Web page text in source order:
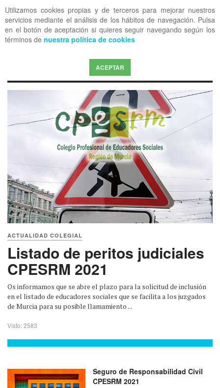
Utilizamos cookies propias y de terceros para mejorar nuestros
servicios mediante el análisis de los hábitos de navegación. Pulsa
en el botón de aceptación si quieres seguir navegando según los
términos de nuestra política de cookies
ACEPTAR
OFF CANVAS
ACTUALIDAD COLEGIAL
Listado de peritos judiciales
CPESRM 2021
Os informamos que se abre el plazo para la solicitud de inclusión
en el listado de educadores sociales que se facilita a los juzgados
de Murcia para su posible llamamiento ...
Visto: 2583
Seguro de Responsabilidad Civil
CPESRM 2021